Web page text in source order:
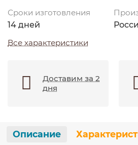
Сроки изготовления
14 дней
Все характеристики
Доставим за 2
дня
Описание